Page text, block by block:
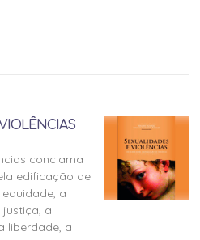
conclama
edificação de
a
a
liberdade, a